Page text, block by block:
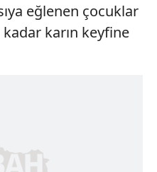
eğlenen çocuklar
karın keyfine